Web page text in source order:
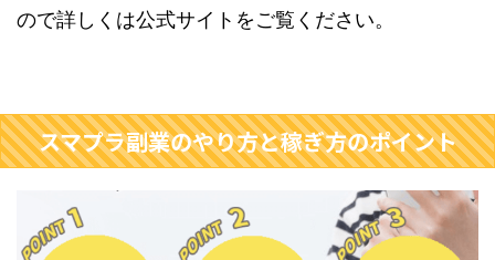
ので詳しくは公式サイトをご覧ください。
スマプラ副業のやり方と稼ぎ方のポイント